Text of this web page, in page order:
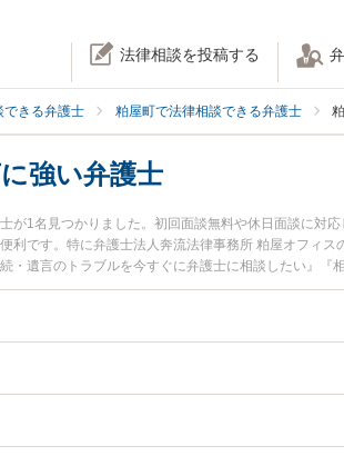
法律相談を投稿する
できる弁護士 粕屋町で法律相談できる弁護士
強い弁護士
が1名見つかりました。初回面談無料や休日面談に対
利です。特に弁護士法人奔流法律事務所 粕屋オフィ
・遺言のトラブルを今すぐに弁護士に相談したい』
の弁護士に相談予約したい』などでお困りの相談者さ